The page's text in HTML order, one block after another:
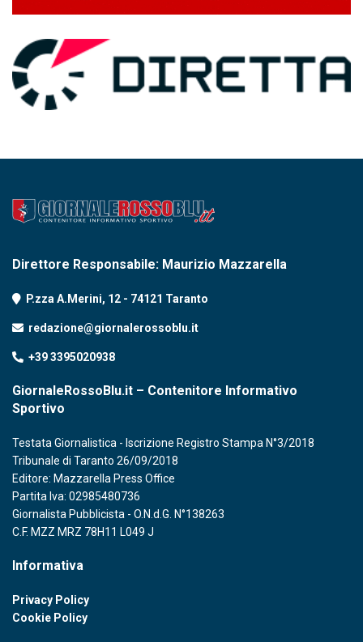
Direttore Responsabile: Maurizio Mazzarella
P.zza A.Merini, 12 - 74121 Taranto
redazione@giornalerossoblu.it
+39 3395020938
GiornaleRossoBlu.it – Contenitore Informativo
Sportivo
Testata Giornalistica - Iscrizione Registro Stampa N°3/2018
Tribunale di Taranto 26/09/2018
Editore: Mazzarella Press Office
Partita Iva: 02985480736
Giornalista Pubblicista - O.N.d.G. N°138263
C.F. MZZ MRZ 78H11 L049 J
Informativa
Privacy Policy
Cookie Policy